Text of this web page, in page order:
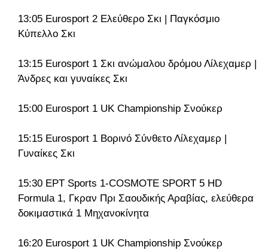
13:05 Eurosport 2 Ελεύθερο Σκι | Παγκόσμιο
Κύπελλο Σκι
13:15 Eurosport 1 Σκι ανώμαλου δρόμου Λίλεχαμερ |
Άνδρες και γυναίκες Σκι
15:00 Eurosport 1 UK Championship Σνούκερ
15:15 Eurosport 1 Βορινό Σύνθετο Λίλεχαμερ |
Γυναίκες Σκι
15:30 ΕΡΤ Sports 1-COSMOTE SPORT 5 HD
Formula 1, Γκραν Πρι Σαουδικής Αραβίας, ελεύθερα
δοκιμαστικά 1 Μηχανοκίνητα
16:20 Eurosport 1 UK Championship Σνούκερ